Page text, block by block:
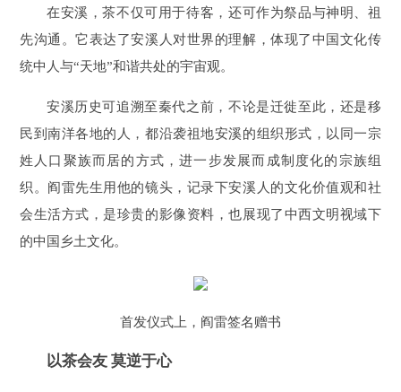
在安溪，茶不仅可用于待客，还可作为祭品与神明、祖
先沟通。它表达了安溪人对世界的理解，体现了中国文化传
统中人与“天地”和谐共处的宇宙观。
安溪历史可追溯至秦代之前，不论是迁徙至此，还是移
民到南洋各地的人，都沿袭祖地安溪的组织形式，以同一宗
姓人口聚族而居的方式，进一步发展而成制度化的宗族组
织。阎雷先生用他的镜头，记录下安溪人的文化价值观和社
会生活方式，是珍贵的影像资料，也展现了中西文明视域下
的中国乡土文化。
首发仪式上，阎雷签名赠书
以茶会友 莫逆于心